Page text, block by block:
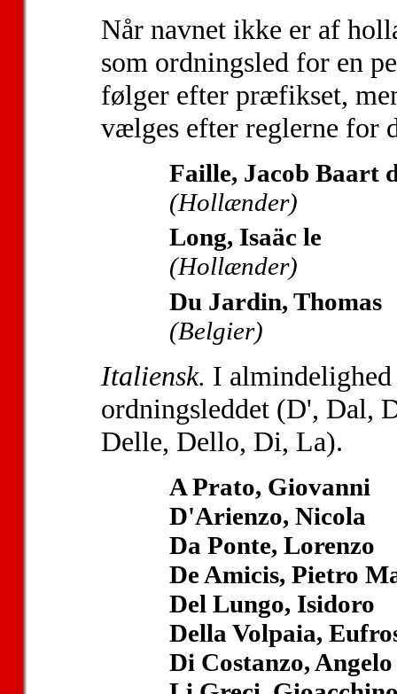
Når navnet ikke er af
som ordningsled for en
følger efter præfikset,
vælges efter reglerne for
Faille, Jacob Baart
(Hollænder)
Long, Isaäc le
(Hollænder)
Du Jardin, Thomas
(Belgier)
Italiensk. I
ordningsleddet (D', Dal,
Delle, Dello, Di, La).
A Prato, Giovanni
D'Arienzo, Nicola
Da Ponte, Lorenzo
De Amicis, Pietro
Del Lungo, Isidoro
Della Volpaia,
Di Costanzo, Angelo